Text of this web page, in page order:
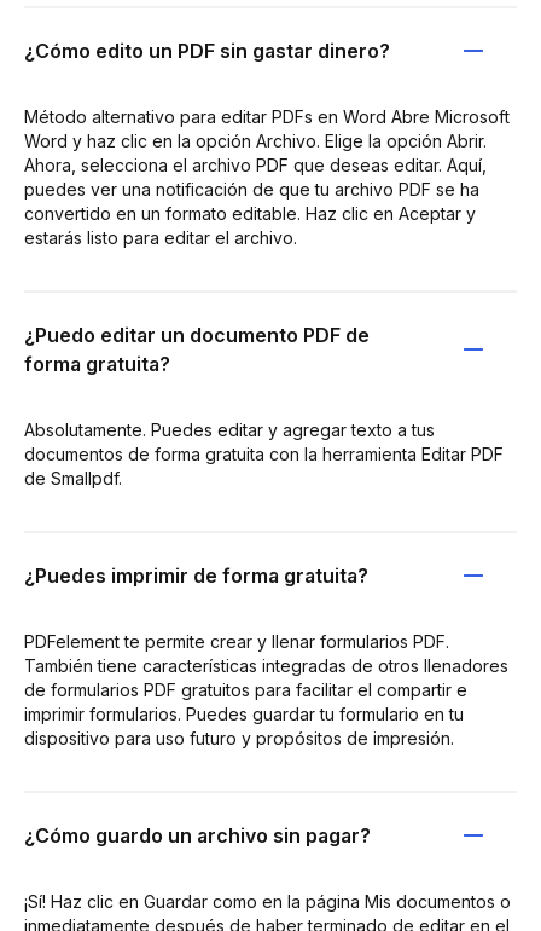
¿Cómo edito un PDF sin gastar dinero?
Método alternativo para editar PDFs en Word Abre Microsoft
Word y haz clic en la opción Archivo. Elige la opción Abrir.
Ahora, selecciona el archivo PDF que deseas editar. Aquí,
puedes ver una notificación de que tu archivo PDF se ha
convertido en un formato editable. Haz clic en Aceptar y
estarás listo para editar el archivo.
¿Puedo editar un documento PDF de
forma gratuita?
Absolutamente. Puedes editar y agregar texto a tus
documentos de forma gratuita con la herramienta Editar PDF
de Smallpdf.
¿Puedes imprimir de forma gratuita?
PDFelement te permite crear y llenar formularios PDF.
También tiene características integradas de otros llenadores
de formularios PDF gratuitos para facilitar el compartir e
imprimir formularios. Puedes guardar tu formulario en tu
dispositivo para uso futuro y propósitos de impresión.
¿Cómo guardo un archivo sin pagar?
¡Sí! Haz clic en Guardar como en la página Mis documentos o
inmediatamente después de haber terminado de editar en el